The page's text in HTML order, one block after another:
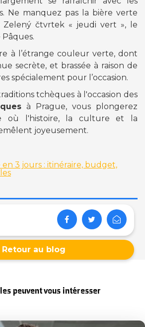
Ne manquez pas la bière verte
čtvrtek « jeudi vert », le
à l’étrange couleur verte, dont
secrète, et brassée à raison de
spécialement pour l’occasion.
tchèques à l'occasion des
à Prague, vous plongerez
où l'histoire, la culture et la
joyeusement.
3 jours : itinéraire, budget,
Retour au blog
peuvent vous intéresser